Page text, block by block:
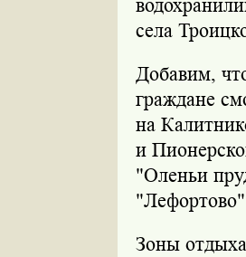
села
Добавим,
граждане
на
и
"Оленьи
Зоны